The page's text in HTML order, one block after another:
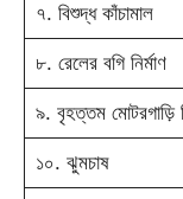
৭. বিশুদ্ধ কাঁচামাল
৮. রেলের বগি নির্মাণ
৯. বৃহত্তম মোটরগাড়ি
১০. ঝুমচাষ